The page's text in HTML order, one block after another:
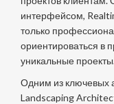
интерфейсом,
только
ориентироваться в
уникальные
Одним из ключевых
Landscaping